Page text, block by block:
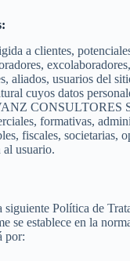
a clientes,
aliados, usuarios del
cuyos datos
CONSULTORES
formativas,
fiscales, societarias,
al usuario.
siguiente Política de
se establece en la
por: